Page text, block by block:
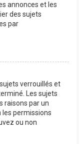
annonces et les
des sujets
par
verrouillés et
Les sujets
raisons par un
permissions
ou non